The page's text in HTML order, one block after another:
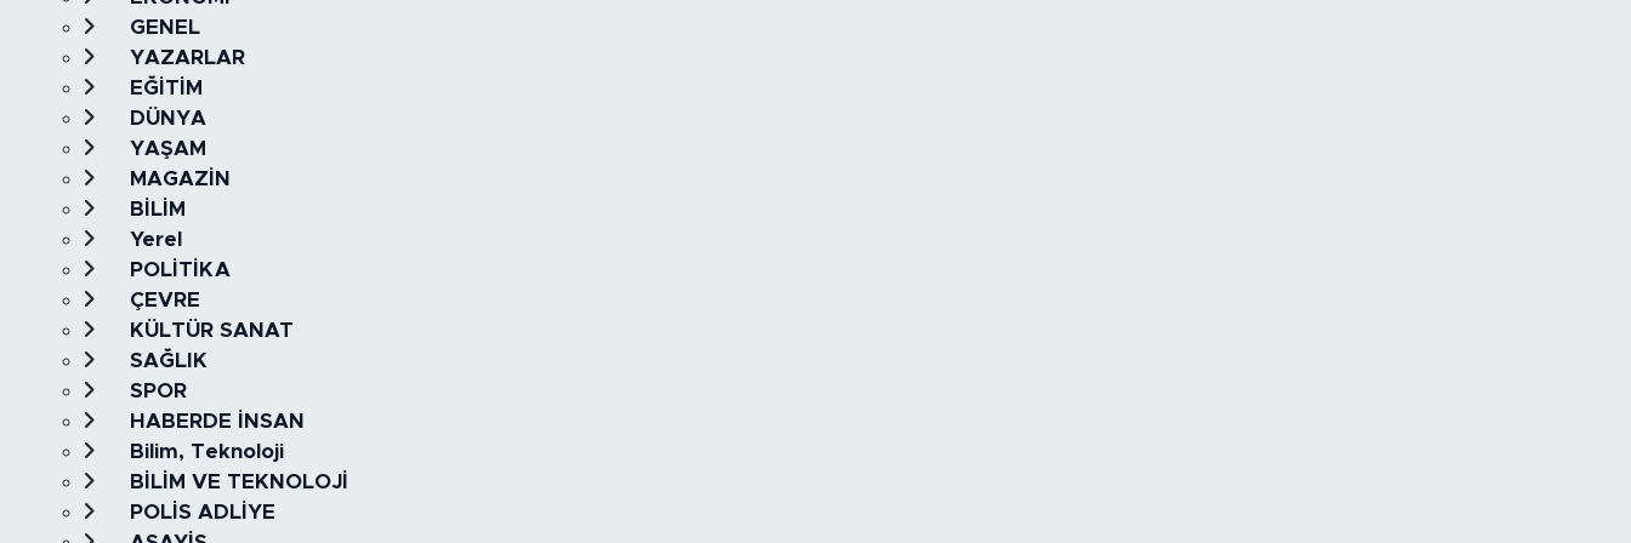
GENEL
YAZARLAR
EĞİTİM
DÜNYA
YAŞAM
MAGAZİN
BİLİM
Yerel
POLİTİKA
ÇEVRE
KÜLTÜR SANAT
SAĞLIK
SPOR
HABERDE İNSAN
Bilim, Teknoloji
BİLİM VE TEKNOLOJİ
POLİS ADLİYE